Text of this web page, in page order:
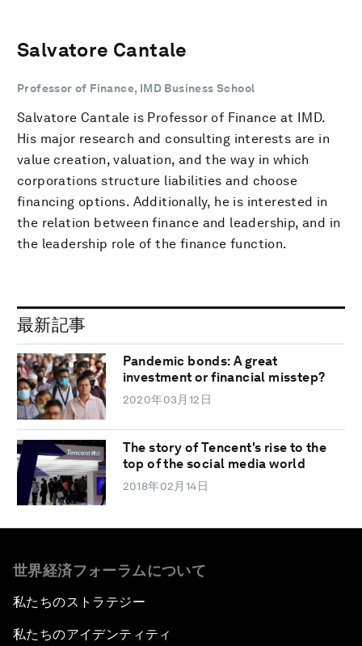
Salvatore Cantale
Professor of Finance, IMD Business School
Salvatore Cantale is Professor of Finance at IMD.
His major research and consulting interests are in
value creation, valuation, and the way in which
corporations structure liabilities and choose
financing options. Additionally, he is interested in
the relation between finance and leadership, and in
the leadership role of the finance function.
最新記事
Pandemic bonds: A great
investment or financial misstep?
2020年03月12日
The story of Tencent's rise to the
top of the social media world
2018年02月14日
世界経済フォーラムについて
私たちのストラテジー
私たちのアイデンティティ